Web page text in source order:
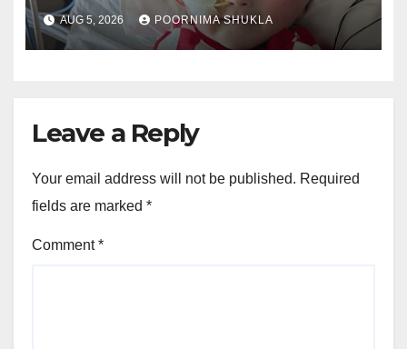
जिंदगी…
AUG 5, 2026 POORNIMA SHUKLA
Leave a Reply
Your email address will not be published. Required
fields are marked *
Comment*